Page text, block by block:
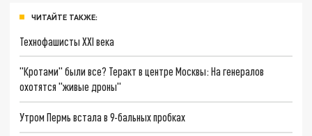
ЧИТАЙТЕ ТАКЖЕ:
Технофашисты XXI века
"Кротами" были все? Теракт в центре Москвы: На генералов
охотятся "живые дроны"
Утром Пермь встала в 9-бальных пробках